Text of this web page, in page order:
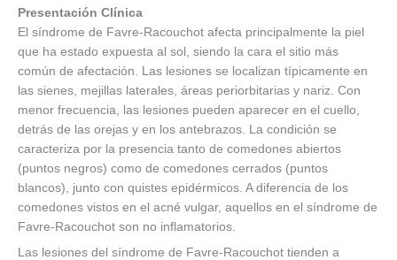
Presentación Clínica
El síndrome de Favre-Racouchot afecta principalmente la piel
que ha estado expuesta al sol, siendo la cara el sitio más
común de afectación. Las lesiones se localizan típicamente en
las sienes, mejillas laterales, áreas periorbitarias y nariz. Con
menor frecuencia, las lesiones pueden aparecer en el cuello,
detrás de las orejas y en los antebrazos. La condición se
caracteriza por la presencia tanto de comedones abiertos
(puntos negros) como de comedones cerrados (puntos
blancos), junto con quistes epidérmicos. A diferencia de los
comedones vistos en el acné vulgar, aquellos en el síndrome de
Favre-Racouchot son no inflamatorios.
Las lesiones del síndrome de Favre-Racouchot tienden a